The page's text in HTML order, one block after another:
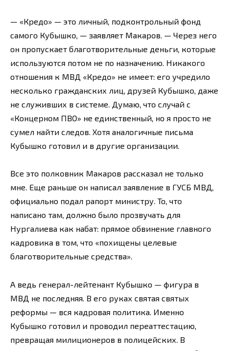
— «Кредо» — это личный, подконтрольный фонд
самого Кубышко, — заявляет Макаров. — Через него
он пропускает благотворительные деньги, которые
используются потом не по назначению. Никакого
отношения к МВД «Кредо» не имеет: его учредило
несколько гражданских лиц, друзей Кубышко, даже
не служивших в системе. Думаю, что случай с
«Концерном ПВО» не единственный, но я просто не
сумел найти следов. Хотя аналогичные письма
Кубышко готовил и в другие организации.
Все это полковник Макаров рассказал не только
мне. Еще раньше он написал заявление в ГУСБ МВД,
официально подал рапорт министру. То, что
написано там, должно было прозвучать для
Нургалиева как набат: прямое обвинение главного
кадровика в том, что «похищены целевые
благотворительные средства».
А ведь генерал-лейтенант Кубышко — фигура в
МВД не последняя. В его руках святая святых
реформы — вся кадровая политика. Именно
Кубышко готовил и проводил переаттестацию,
превращая милиционеров в полицейских. В